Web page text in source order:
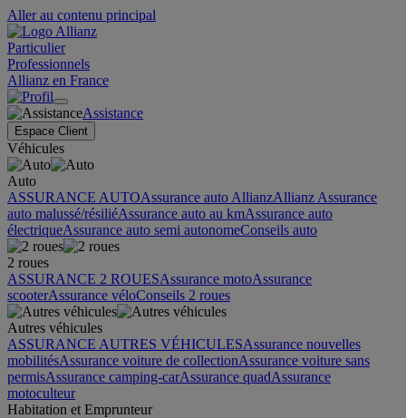
Aller au contenu principal
Particulier
Professionnels
Allianz en France
Assistance
Espace Client
Véhicules
Auto
ASSURANCE AUTOAssurance auto AllianzAllianz Assurance
auto malussé/résiliéAssurance auto au kmAssurance auto
électriqueAssurance auto semi autonomeConseils auto
2 roues
ASSURANCE 2 ROUESAssurance motoAssurance
scooterAssurance véloConseils 2 roues
Autres véhicules
ASSURANCE AUTRES VÉHICULESAssurance nouvelles
mobilitésAssurance voiture de collectionAssurance voiture sans
permisAssurance camping-carAssurance quadAssurance
motoculteur
Habitation et Emprunteur